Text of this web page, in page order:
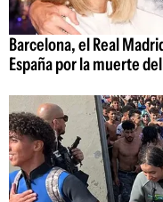
Barcelona, el Real
España por la muerte